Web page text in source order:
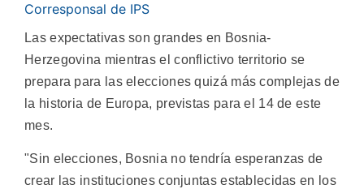
Corresponsal de IPS
Las expectativas son grandes en Bosnia-
Herzegovina mientras el conflictivo territorio se
prepara para las elecciones quizá más complejas de
la historia de Europa, previstas para el 14 de este
mes.
"Sin elecciones, Bosnia no tendría esperanzas de
crear las instituciones conjuntas establecidas en los